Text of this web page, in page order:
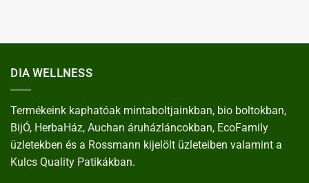
DIA WELLNESS
Termékeink kaphatóak mintaboltjainkban, bio boltokban,
BijÓ, HerbaHáz, Auchan áruházláncokban, EcoFamily
üzletekben és a Rossmann kijelölt üzleteiben valamint a
Kulcs Quality Patikákban.